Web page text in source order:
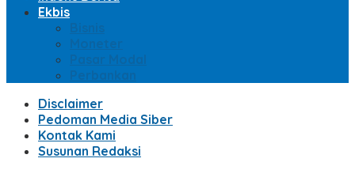
Ekbis
Bisnis
Moneter
Pasar Modal
Perbankan
Disclaimer
Pedoman Media Siber
Kontak Kami
Susunan Redaksi